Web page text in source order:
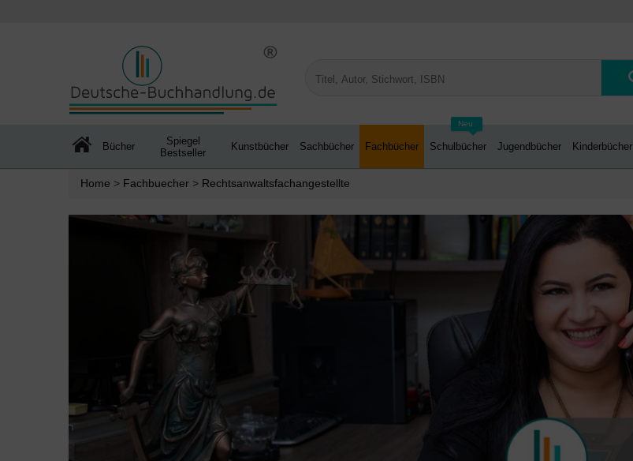
Bücher
Spiegel
Bestseller
Kunstbücher Sachbücher Fachbücher
Neu
Schulbücher Jugendbücher Kinderbücher
Home > Fachbuecher > Rechtsanwaltsfachangestellte